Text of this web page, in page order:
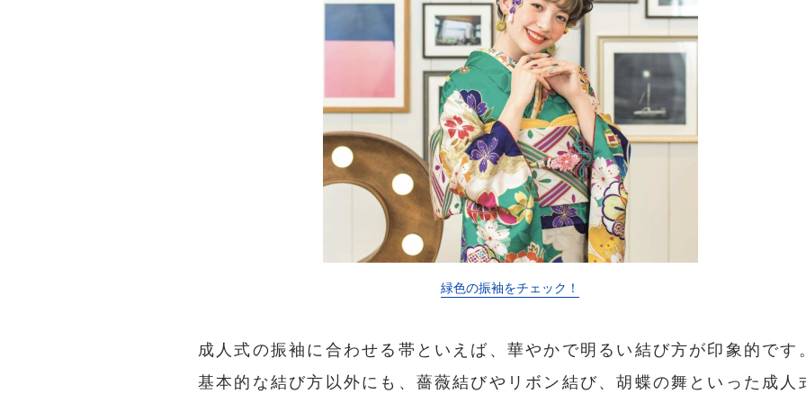
緑色の振袖をチェック！
成人式の振袖に合わせる帯といえば、華やかで明るい結び方が印象的です
基本的な結び方以外にも、薔薇結びやリボン結び、胡蝶の舞といった成人